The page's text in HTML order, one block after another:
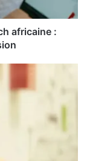
africaine :